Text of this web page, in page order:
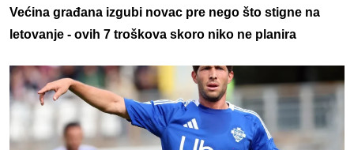
Većina građana izgubi novac pre nego što stigne na
letovanje - ovih 7 troškova skoro niko ne planira